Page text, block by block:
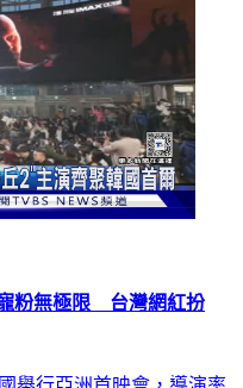
粉無極限 台灣網紅扮